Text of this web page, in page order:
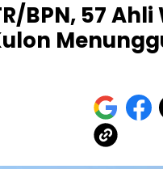
BPN, 57 Ahli